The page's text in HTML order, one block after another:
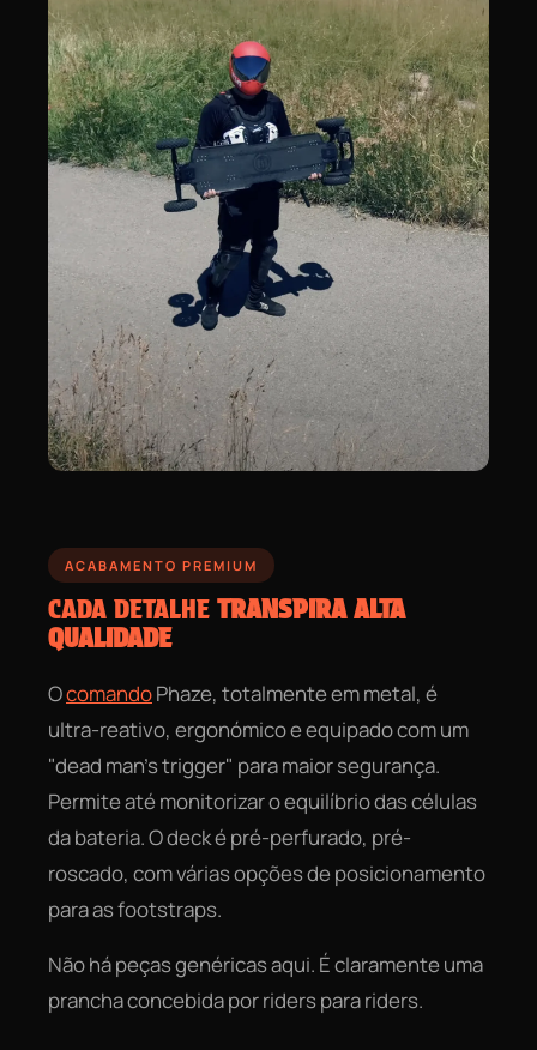
ACABAMENTO PREMIUM
CADA DETALHE TRANSPIRA ALTA
QUALIDADE
OcomandoPhaze, totalmente em metal, é
ultra-reativo, ergonómico e equipado com um
"dead man's trigger" para maior segurança.
Permite até monitorizar o equilíbrio das células
da bateria. O deck é pré-perfurado, pré-
roscado, com várias opções de posicionamento
para as footstraps.
Não há peças genéricas aqui. É claramente uma
prancha concebida por riders para riders.